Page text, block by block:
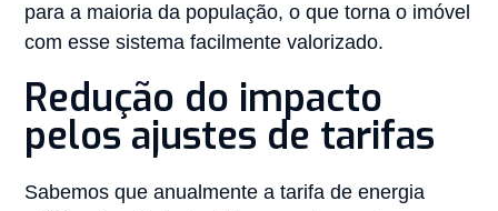
para a maioria da população, o que torna o imóvel
com esse sistema facilmente valorizado.
Redução do impacto
pelos ajustes de tarifas
Sabemos que anualmente a tarifa de energia